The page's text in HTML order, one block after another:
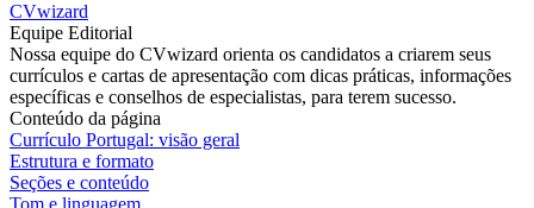
CVwizard
Equipe Editorial
Nossa equipe do CVwizard orienta os candidatos a criarem seus
currículos e cartas de apresentação com dicas práticas, informações
específicas e conselhos de especialistas, para terem sucesso.
Conteúdo da página
Currículo Portugal: visão geral
Estrutura e formato
Seções e conteúdo